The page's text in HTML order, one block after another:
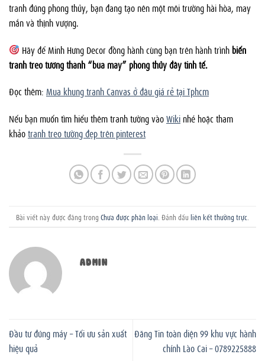
tranh đúng phong thủy, bạn đang tạo nên một môi trường hài hòa, may
mắn và thịnh vượng.
Hãy để Minh Hưng Decor đồng hành cùng bạn trên hành trình biến
tranh treo tường thành “bùa may” phong thủy đầy tinh tế.
Đọc thêm: Mua khung tranh Canvas ở đâu giá rẻ tại Tphcm
Nếu bạn muốn tìm hiểu thêm tranh tường vàoWiki nhé hoặc tham
khảotranh treo tường đẹp trên pinterest
Bài viết này được đăng trong Chưa được phân loại . Đánh dấu liên kết thường trực
ADMIN
Đầu tư đúng máy – Tối ưu sản xuất
hiệu quả
Đăng Tin toàn diện 99 khu vực hành
chính Lào Cai – 0789225888